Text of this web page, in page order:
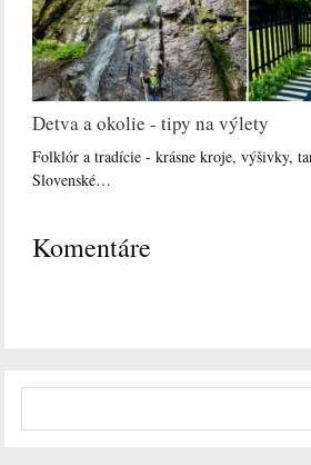
Detva a okolie - tipy na výlety
Folklór a tradície - krásne kroje, výšivky,
Slovenské…
Komentáre